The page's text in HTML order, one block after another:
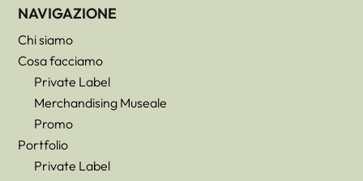
NAVIGAZIONE
Chi siamo
Cosa facciamo
Private Label
Merchandising Museale
Promo
Portfolio
Private Label